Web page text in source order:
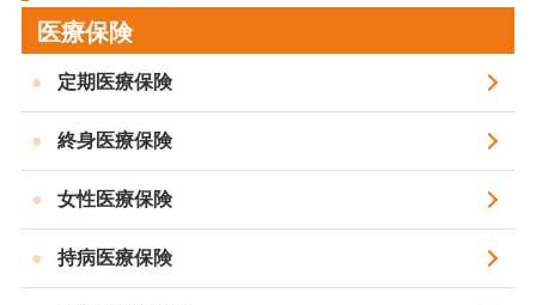
医療保険
定期医療保険
終身医療保険
女性医療保険
持病医療保険